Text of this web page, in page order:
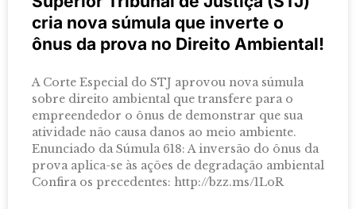
cria nova súmula que inverte o
ônus da prova no Direito Ambiental!
A Corte Especial do STJ aprovou nova súmula
sobre direito ambiental que transfere para o
empreendedor o ônus de demonstrar que sua
atividade não causa danos ao meio ambiente.
Enunciado da Súmula 618: A inversão do ônus da
prova aplica-se às ações de degradação ambiental
Confira os precedentes: http://bzz.ms/1LoR